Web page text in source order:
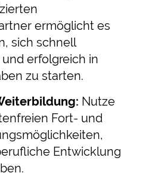
ermöglicht es
sich schnell
erfolgreich in
zu starten.
Nutze
Fort- und
Entwicklung